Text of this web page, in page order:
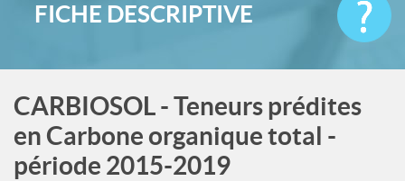
FICHE DESCRIPTIVE
CARBIOSOL - Teneurs prédites
en Carbone organique total -
période 2015-2019